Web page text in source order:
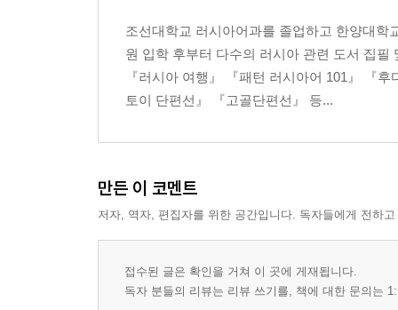
조선대학교 러시아어과를 졸업하고 한양대
원 입학 후부터 다수의 러시아 관련 도서 집
『러시아 여행』 『패턴 러시아어 101』 『
토이 단편선』 『고골단편선』 등...
만든 이 코멘트
저자, 역자, 편집자를 위한 공간입니다. 독자들에게 전하
접수된 글은 확인을 거쳐 이 곳에 게재됩니다.
독자 분들의 리뷰는 리뷰 쓰기를, 책에 대한 문의는